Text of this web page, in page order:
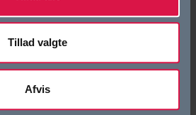
Tillad valgte
Afvis